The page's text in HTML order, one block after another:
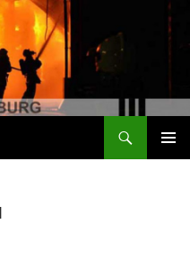
Förderverein der Freiwilligen Feuerwehr Ratzeburg